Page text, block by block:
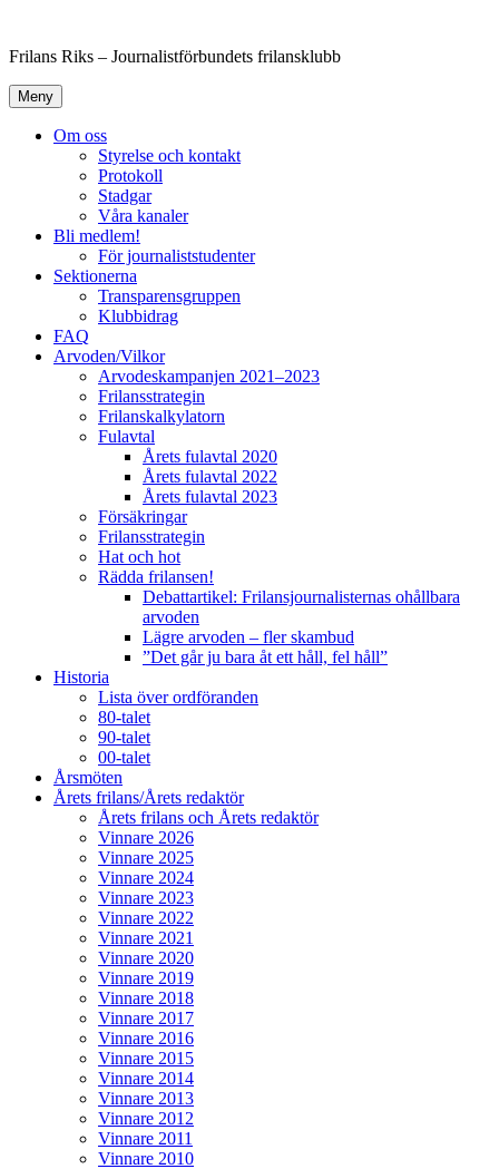
innehåll
Frilans Riks – Journalistförbundets frilansklubb
Meny
Om oss
Styrelse och kontakt
Protokoll
Stadgar
Våra kanaler
Bli medlem!
För journaliststudenter
Sektionerna
Transparensgruppen
Klubbidrag
FAQ
Arvoden/Vilkor
Arvodeskampanjen 2021–2023
Frilansstrategin
Frilanskalkylatorn
Fulavtal
Årets fulavtal 2020
Årets fulavtal 2022
Årets fulavtal 2023
Försäkringar
Frilansstrategin
Hat och hot
Rädda frilansen!
Debattartikel: Frilansjournalisternas ohållbara
arvoden
Lägre arvoden – fler skambud
”Det går ju bara åt ett håll, fel håll”
Historia
Lista över ordföranden
80-talet
90-talet
00-talet
Årsmöten
Årets frilans/Årets redaktör
Årets frilans och Årets redaktör
Vinnare 2026
Vinnare 2025
Vinnare 2024
Vinnare 2023
Vinnare 2022
Vinnare 2021
Vinnare 2020
Vinnare 2019
Vinnare 2018
Vinnare 2017
Vinnare 2016
Vinnare 2015
Vinnare 2014
Vinnare 2013
Vinnare 2012
Vinnare 2011
Vinnare 2010